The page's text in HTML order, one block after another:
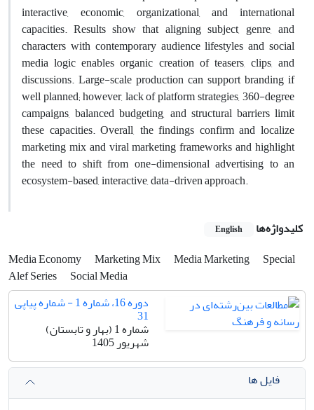
interactive, economic, organizational, and international
capacities. Results show that aligning subject, genre, and
characters with contemporary audience lifestyles and social
media logic enables organic creation of teasers, clips, and
discussions. Large-scale production can support branding if
well planned; however, lack of platform strategies, 360-degree
campaigns, balanced budgeting, and structural barriers limit
these capacities. Overall, the findings confirm and localize
marketing mix and viral marketing frameworks and highlight
the need to shift from one-dimensional advertising to an
ecosystem-based, interactive, data-driven approach.
کلیدواژه‌ها English
Media Economy Marketing Mix Media Marketing
Special
Alef Series
Social Media
دوره 16، شماره 1 - شماره پیاپی
31
شماره 1 (بهار و تابستان)
شهریور 1405
فایل ها